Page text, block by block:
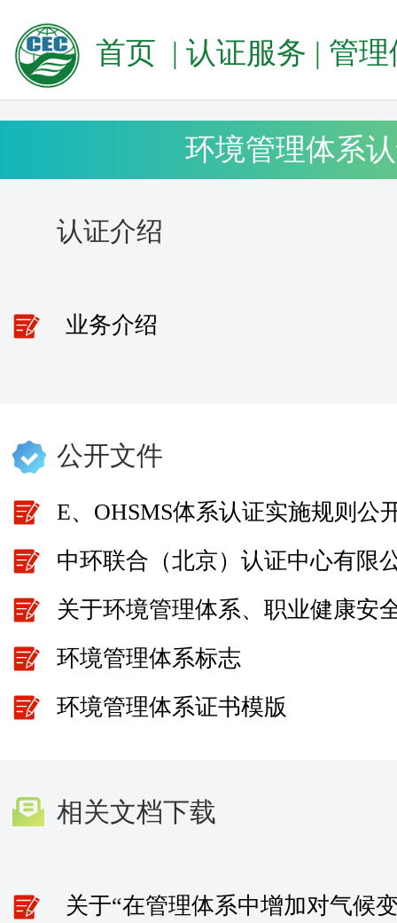
首页 | 认证服务 | 管理
环境管理体系
认证介绍
业务介绍
公开文件
E、OHSMS体系认证实施规则公
环境管理体系标志
环境管理体系证书模版
相关文档下载